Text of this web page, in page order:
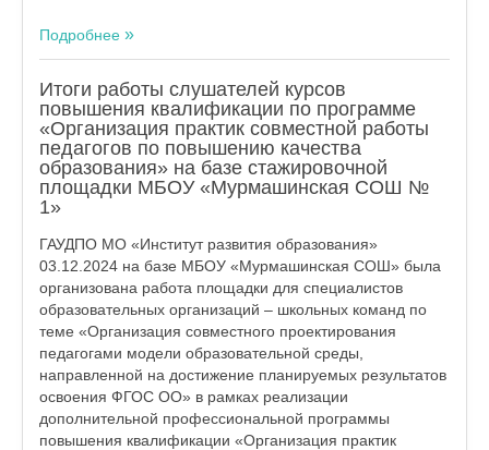
Подробнее
Итоги работы слушателей курсов
повышения квалификации по программе
«Организация практик совместной работы
педагогов по повышению качества
образования» на базе стажировочной
площадки МБОУ «Мурмашинская СОШ №
1»
ГАУДПО МО «Институт развития образования»
03.12.2024 на базе МБОУ «Мурмашинская СОШ» была
организована работа площадки для специалистов
образовательных организаций – школьных команд по
теме «Организация совместного проектирования
педагогами модели образовательной среды,
направленной на достижение планируемых результатов
освоения ФГОС ОО» в рамках реализации
дополнительной профессиональной программы
повышения квалификации «Организация практик